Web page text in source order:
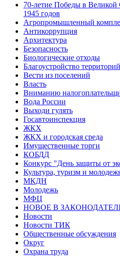
70-летие Победы в Великой
1945 годов
Агропромышленный
Антикоррупция
Архитектура
Безопасность
Биологические отходы
Благоустройство территорий
Вести из поселений
Власть
Вниманию
Вода России
Выходи гулять
Госавтоинспекция
ЖКХ
ЖКХ и городская среда
Имущественные торги
КОБДД
Конкурс "День защиты от
Культура, туризм и
МКДН
Молодежь
МФЦ
НОВОЕ В
Новости
Новости ТИК
Общественные обсуждения
Округ
Охрана труда